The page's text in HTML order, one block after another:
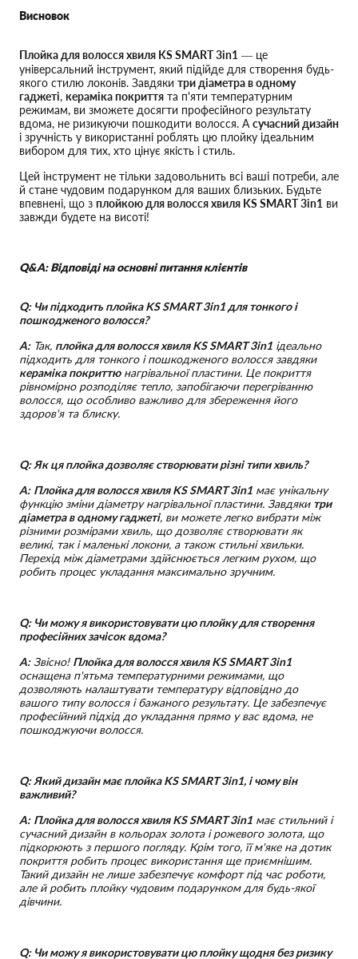
Висновок
Плойка для волосся хвиля KS SMART 3in1 — це
універсальний інструмент, який підійде для створення будь-
якого стилю локонів. Завдяки три діаметра в одному
гаджеті, кераміка покриття та п'яти температурним
режимам, ви зможете досягти професійного результату
вдома, не ризикуючи пошкодити волосся. А сучасний дизайн
і зручність у використанні роблять цю плойку ідеальним
вибором для тих, хто цінує якість і стиль.
Цей інструмент не тільки задовольнить всі ваші потреби, але
й стане чудовим подарунком для ваших близьких. Будьте
впевнені, що з плойкою для волосся хвиля KS SMART 3in1 ви
завжди будете на висоті!
Q&A: Відповіді на основні питання клієнтів
Q: Чи підходить плойка KS SMART 3in1 для тонкого і
пошкодженого волосся?
A:Так, плойка для волосся хвиля KS SMART 3in1 ідеально
підходить для тонкого і пошкодженого волосся завдяки
кераміка покриттюнагрівальної пластини. Це покриття
рівномірно розподіляє тепло, запобігаючи перегріванню
волосся, що особливо важливо для збереження його
здоров'я та блиску.
Q: Як ця плойка дозволяє створювати різні типи хвиль?
A: Плойка для волосся хвиля KS SMART 3in1 має унікальну
функцію зміни діаметру нагрівальної пластини. Завдяки три
діаметра в одному гаджеті, ви можете легко вибрати між
різними розмірами хвиль, що дозволяє створювати як
великі, так і маленькі локони, а також стильні хвильки.
Перехід між діаметрами здійснюється легким рухом, що
робить процес укладання максимально зручним.
Q: Чи можу я використовувати цю плойку для створення
професійних зачісок вдома?
A:Звісно! Плойка для волосся хвиля KS SMART 3in1
оснащена п'ятьма температурними режимами, що
дозволяють налаштувати температуру відповідно до
вашого типу волосся і бажаного результату. Це забезпечує
професійний підхід до укладання прямо у вас вдома, не
пошкоджуючи волосся.
Q: Який дизайн має плойка KS SMART 3in1, і чому він
важливий?
A: Плойка для волосся хвиля KS SMART 3in1 має стильний і
сучасний дизайн в кольорах золота і рожевого золота, що
підкорюють з першого погляду. Крім того, її м'яке на дотик
покриття робить процес використання ще приємнішим.
Такий дизайн не лише забезпечує комфорт під час роботи,
але й робить плойку чудовим подарунком для будь-якої
дівчини.
Q: Чи можу я використовувати цю плойку щодня без ризику